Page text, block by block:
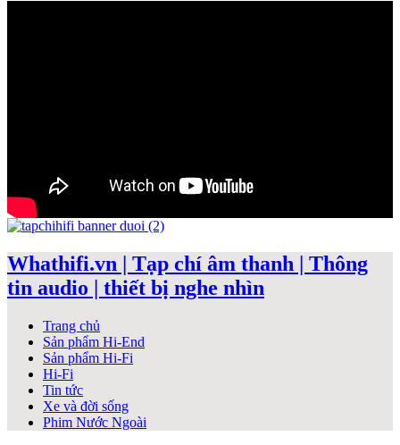
Whathifi.vn | Tạp chí âm thanh | Thông
tin audio | thiết bị nghe nhìn
Trang chủ
Sản phẩm Hi-End
Sản phẩm Hi-Fi
Hi-Fi
Tin tức
Xe và đời sống
Phim Nước Ngoài